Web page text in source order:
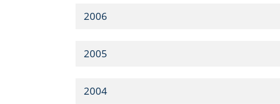
2006
2005
2004